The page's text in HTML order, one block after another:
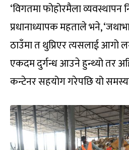
‘विगतमा फोहोरमैला व्यवस्थापन
प्रधानाध्यापक महताले भने,
ठाउँमा त थुप्रिएर त्यसलाई आगो
एकदम दुर्गन्ध आउने हुन्थ्यो तर
कन्टेनर सहयोग गरेपछि यो